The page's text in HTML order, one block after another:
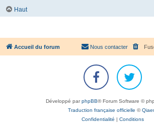
Haut
Accueil du forum Nous contacter
Développé parphpBB® Forum Software ©
Traduction française officielle ©
Confidentialité
Conditions